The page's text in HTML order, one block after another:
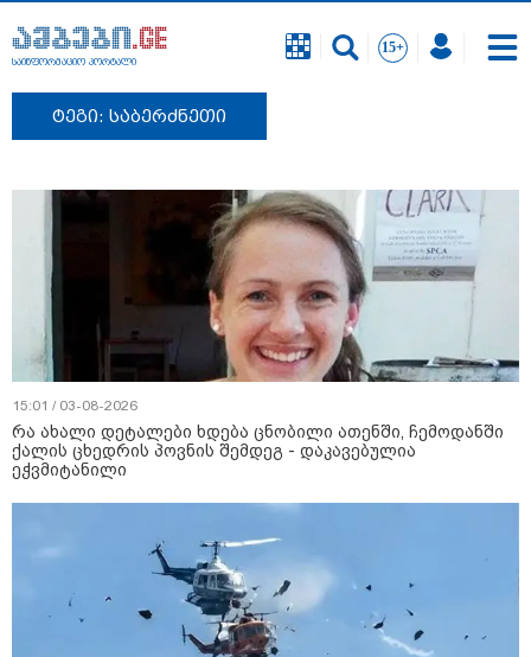
საინფორმაციო პორტალი
ტეგი: საბერძნეთი
15:01 / 03-08-2026
რა ახალი დეტალები ხდება ცნობილი ათენში, ჩემოდანში
ქალის ცხედრის პოვნის შემდეგ - დაკავებულია
ეჭვმიტანილი